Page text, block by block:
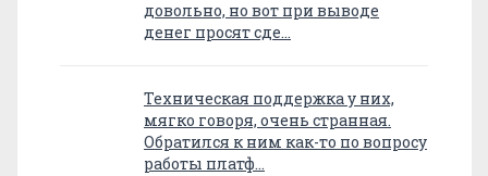
довольно, но вот при выводе
денег просят сде…
Техническая поддержка у них,
мягко говоря, очень странная.
Обратился к ним как-то по вопросу
работы платф…